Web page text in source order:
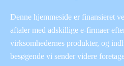
Denne hjemmeside er finansieret
aftaler med adskillige e-firmaer
virksomhedernes produkter, og
besøgende vi sender videre